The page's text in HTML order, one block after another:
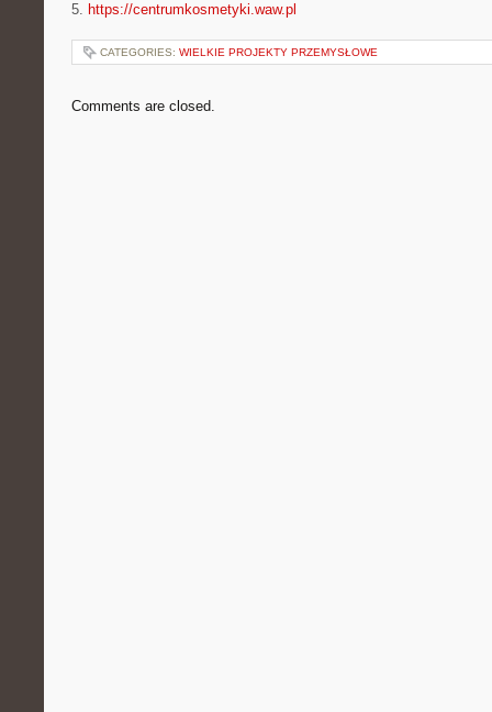
5. https://centrumkosmetyki.waw.pl
CATEGORIES: WIELKIE PROJEKTY PRZEMYSŁOWE
Comments are closed.